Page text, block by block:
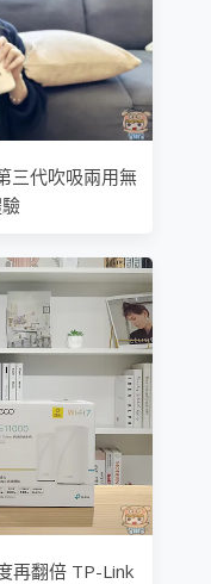
三代吹吸兩用無
再翻倍 TP-Link